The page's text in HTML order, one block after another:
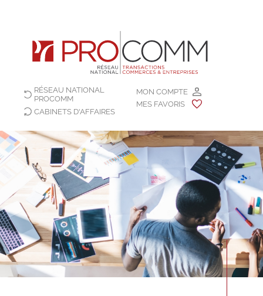
MON COMPTE
MES FAVORIS
RÉSEAU NATIONAL
PROCOMM
CABINETS D'AFFAIRES